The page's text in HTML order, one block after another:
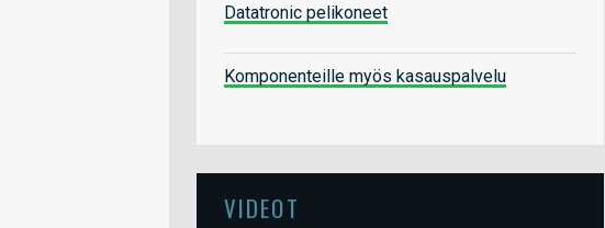
Datatronic pelikoneet
Komponenteille myös kasauspalvelu
VIDEOT